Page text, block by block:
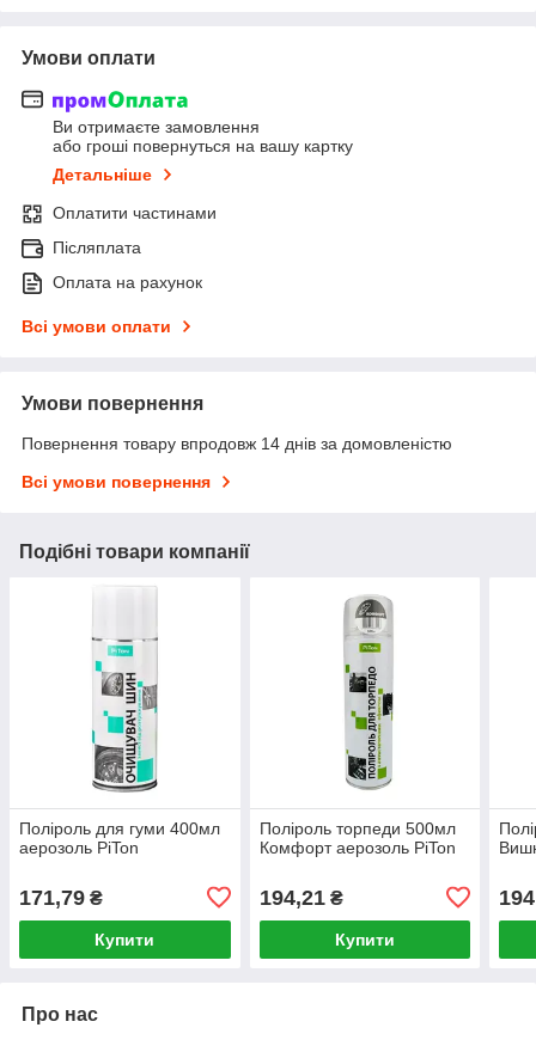
Умови оплати
Ви отримаєте замовлення
або гроші повернуться на вашу картку
Детальніше
Оплатити частинами
Післяплата
Оплата на рахунок
Всі умови оплати
Умови повернення
Повернення товару впродовж 14 днів за домовленістю
Всі умови повернення
Подібні товари компанії
Поліроль для гуми 400мл
аерозоль PiTon
171,79 ₴
Купити
Поліроль торпеди 500мл
Комфорт аерозоль PiTon
194,21₴
Купити
Про нас